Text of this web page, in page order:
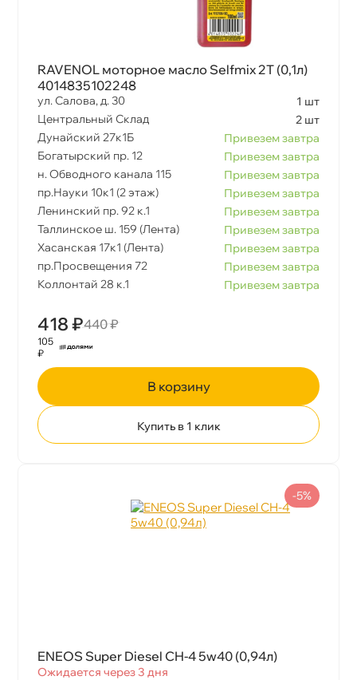
RAVENOL моторное масло Selfmix 2T (0,1л)
4014835102248
ул. Салова, д. 30
1 шт
Центральный Склад
2 шт
Дунайский 27к1Б
Привезем завтра
Богатырский пр. 12
Привезем завтра
н. Обводного канала 115
Привезем завтра
пр.Науки 10к1 (2 этаж)
Привезем завтра
Ленинский пр. 92 к.1
Привезем завтра
Таллинское ш. 159 (Лента)
Привезем завтра
Хасанская 17к1 (Лента)
Привезем завтра
пр.Просвещения 72
Привезем завтра
Коллонтай 28 к.1
Привезем завтра
418 ₽440 ₽
105
₽
корзину
Купить в 1 клик
ENEOS Super Diesel CH-4 5w40 (0,94л)
Ожидается через 3 дня
-5%